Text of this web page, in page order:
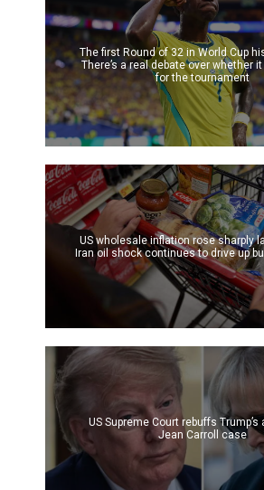
The first Round of 32 in World Cup
There’s a real debate over whether
for the tournament
US wholesale inflation rose sharply
Iran oil shock continues to drive up
US Supreme Court rebuffs Trump’s
Jean Carroll case